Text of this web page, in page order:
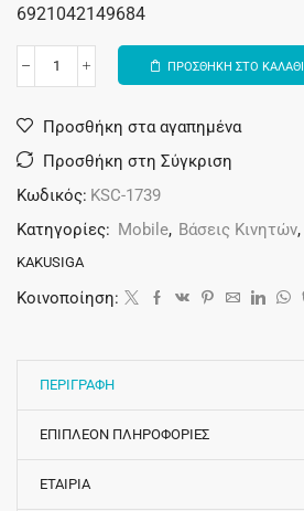
6921042149684
ΠΡΟΣΘΗΚΗ ΣΤΟ ΚΑΛΑΘΙ
Προσθήκη στα αγαπημένα
Προσθήκη στη Σύγκριση
Κωδικός: KSC-1739
Κατηγορίες: Mobile, Βάσεις Κινητών,
KAKUSIGA
Κοινοποίηση:
ΠΕΡΙΓΡΑΦΗ
ΕΠΙΠΛΕΟΝ ΠΛΗΡΟΦΟΡΙΕΣ
ΕΤΑΙΡΙΑ